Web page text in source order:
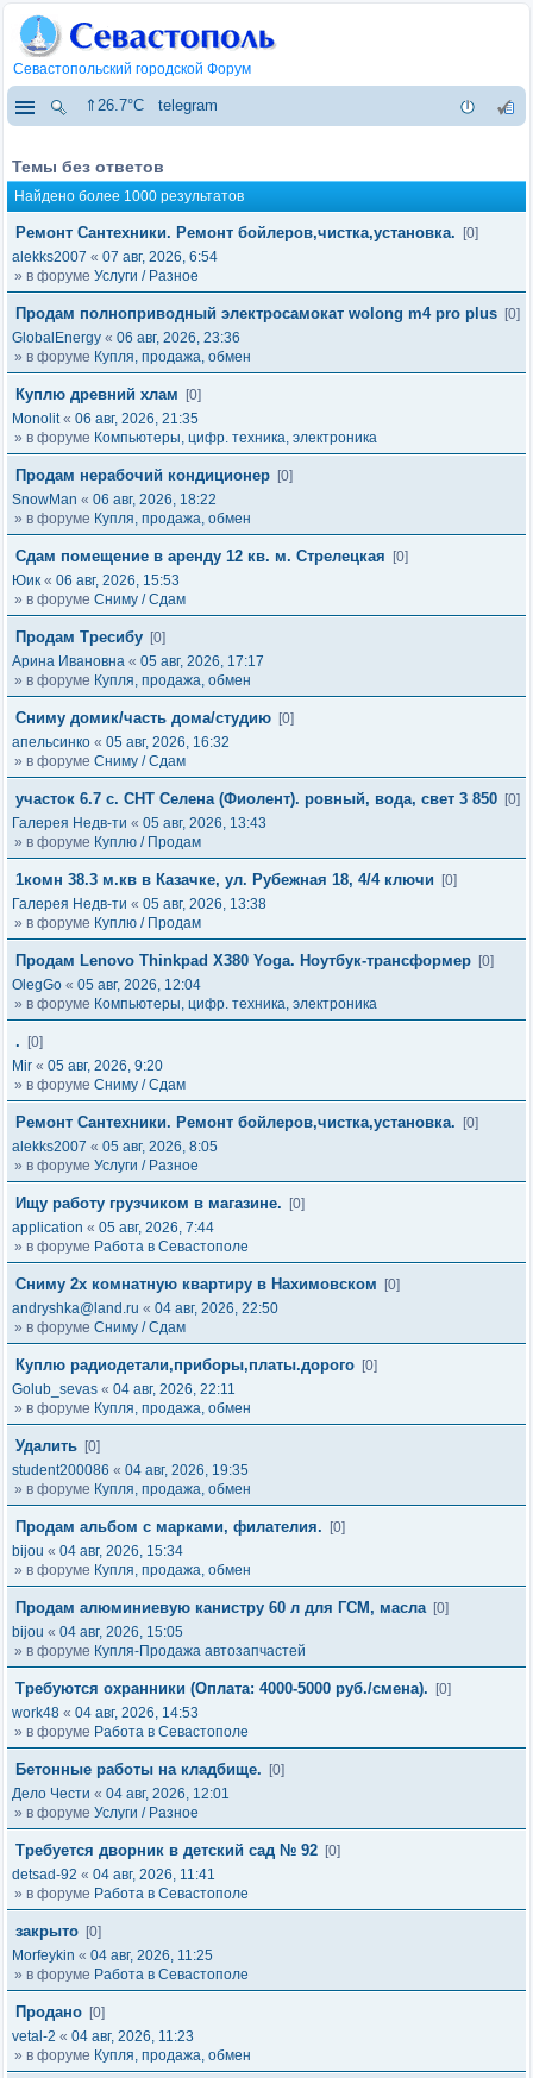
Севастопольский городской Форум
⇑26.7°C telegram
Темы без ответов
Найдено более 1000 результатов
Ремонт Сантехники. Ремонт бойлеров,чистка,установка.
[0]
alekks2007 « 07 авг, 2026, 6:54
» в форуме Услуги / Разное
Продам полноприводный электросамокат wolong m4 pro plus [0]
GlobalEnergy « 06 авг, 2026, 23:36
» в форуме Купля, продажа, обмен
Куплю древний хлам
[0]
Monolit« 06 авг, 2026, 21:35
» в форуме Компьютеры, цифр. техника, электроника
Продам нерабочий кондиционер [0]
SnowMan « 06 авг, 2026, 18:22
» в форуме Купля, продажа, обмен
Сдам помещение в аренду 12 кв. м. Стрелецкая
[0]
Юик « 06 авг, 2026, 15:53
» в форуме Сниму / Сдам
Продам Тресибу [0]
Арина Ивановна « 05 авг, 2026, 17:17
» в форуме Купля, продажа, обмен
Сниму домик/часть дома/студию [0]
апельсинко « 05 авг, 2026, 16:32
» в форуме Сниму / Сдам
участок 6.7 с. СНТ Селена (Фиолент). ровный, вода, свет 3 850 [0]
Галерея Недв-ти « 05 авг, 2026, 13:43
» в форуме Куплю / Продам
1комн 38.3 м.кв в Казачке, ул. Рубежная 18, 4/4 ключи
[0]
Галерея Недв-ти « 05 авг, 2026, 13:38
» в форуме Куплю / Продам
Продам Lenovo Thinkpad X380 Yoga. Ноутбук-трансформер [0]
OlegGo « 05 авг, 2026, 12:04
» в форуме Компьютеры, цифр. техника, электроника
.
[0]
Mir « 05 авг, 2026, 9:20
» в форуме Сниму / Сдам
Ремонт Сантехники. Ремонт бойлеров,чистка,установка.
[0]
alekks2007 « 05 авг, 2026, 8:05
» в форуме Услуги / Разное
Ищу работу грузчиком в магазине.
[0]
application « 05 авг, 2026, 7:44
» в форуме Работа в Севастополе
Сниму 2х комнатную квартиру в Нахимовском
[0]
andryshka@land.ru « 04 авг, 2026, 22:50
» в форуме Сниму / Сдам
Куплю радиодетали,приборы,платы.дорого [0]
Golub_sevas « 04 авг, 2026, 22:11
» в форуме Купля, продажа, обмен
Удалить [0]
student200086 « 04 авг, 2026, 19:35
» в форуме Купля, продажа, обмен
Продам альбом с марками, филателия.
[0]
bijou « 04 авг, 2026, 15:34
» в форуме Купля, продажа, обмен
Продам алюминиевую канистру 60 л для ГСМ, масла [0]
bijou « 04 авг, 2026, 15:05
» в форуме Купля-Продажа автозапчастей
Требуются охранники (Оплата: 4000-5000 руб./смена).
[0]
work48 « 04 авг, 2026, 14:53
» в форуме Работа в Севастополе
Бетонные работы на кладбище.
[0]
Дело Чести « 04 авг, 2026, 12:01
» в форуме Услуги / Разное
Требуется дворник в детский сад № 92 [0]
detsad-92 « 04 авг, 2026, 11:41
» в форуме Работа в Севастополе
закрыто [0]
Morfeykin « 04 авг, 2026, 11:25
» в форуме Работа в Севастополе
Продано [0]
vetal-2 « 04 авг, 2026, 11:23
» в форуме Купля, продажа, обмен